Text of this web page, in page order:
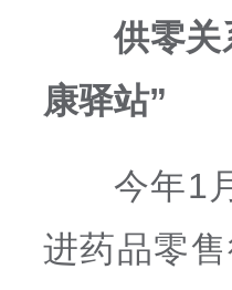
供零关
康驿站”
今年1
进药品零